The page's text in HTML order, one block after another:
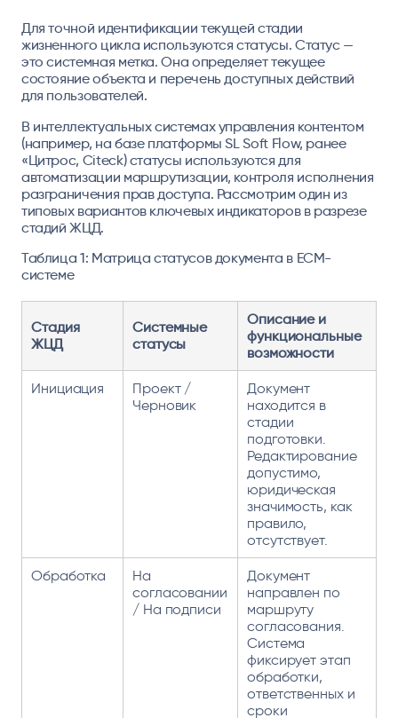
Для точной идентификации текущей стадии
жизненного цикла используются статусы. Статус —
это системная метка. Она определяет текущее
состояние объекта и перечень доступных действий
для пользователей.
В интеллектуальных системах управления контентом
(например, на базе платформы SL Soft Flow, ранее
«Цитрос, Citeck) статусы используются для
автоматизации маршрутизации, контроля исполнения
разграничения прав доступа. Рассмотрим один из
типовых вариантов ключевых индикаторов в разрезе
стадий ЖЦД.
Таблица 1: Матрица статусов документа в ECM-
системе
Стадия
ЖЦД
Системные
статусы
Описание и
функциональные
возможности
Инициация
Проект /
Черновик
Документ
находится в
стадии
подготовки.
Редактирование
допустимо,
юридическая
значимость, как
правило,
отсутствует.
Обработка
На
согласовании
/ На подписи
Документ
направлен по
маршруту
согласования.
Система
фиксирует этап
обработки,
ответственных и
сроки